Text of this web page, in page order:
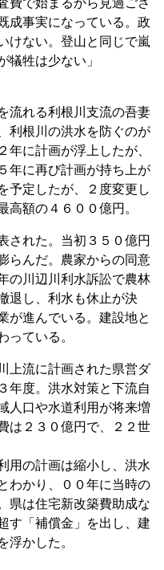
成事実になっている。政
けない。登山と同じで嵐
犠牲は少ない」
れる利根川支流の吾妻
利根川の洪水を防ぐのが
年に計画が浮上したが、
年に再び計画が持ち上が
予定したが、２度変更し
高額の４６００億円。
れた。当初３５０億円
らんだ。農家からの同意
の川辺川利水訴訟で農林
退し、利水も休止が決
が進んでいる。建設地と
っている。
流に計画された県営ダ
年度。洪水対策と下流自
人口や水道利用が将来増
は２３０億円で、２２世
用の計画は縮小し、洪水
わかり、００年に当時の
県は住宅新改築費助成な
す「補償金」を出し、建
浮かした。